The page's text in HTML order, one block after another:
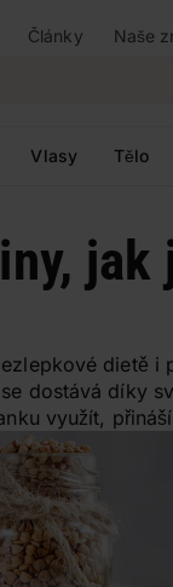
Články Naše
Vlasy Tělo
dietě
dostává díky
využít,